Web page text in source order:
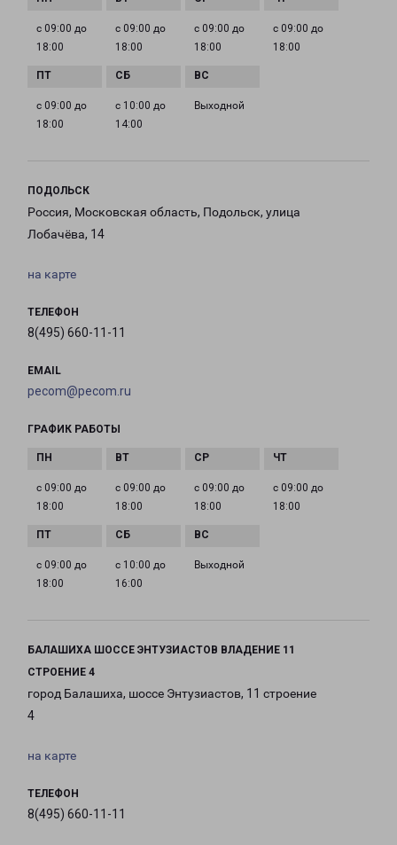
с 09:00 до
18:00
с 09:00 до
18:00
с 09:00 до
18:00
с 09:00 до
18:00
с 09:00 до
18:00
с 10:00 до
14:00
Выходной
ПОДОЛЬСК
Россия, Московская область, Подольск, улица
Лобачёва, 14
на карте
ТЕЛЕФОН
8(495) 660-11-11
EMAIL
pecom@pecom.ru
ГРАФИК РАБОТЫ
с 09:00 до
18:00
с 09:00 до
18:00
с 09:00 до
18:00
с 09:00 до
18:00
с 09:00 до
18:00
с 10:00 до
16:00
Выходной
БАЛАШИХА ШОССЕ ЭНТУЗИАСТОВ ВЛАДЕНИЕ 11
СТРОЕНИЕ 4
город Балашиха, шоссе Энтузиастов, 11 строение
4
на карте
ТЕЛЕФОН
8(495) 660-11-11